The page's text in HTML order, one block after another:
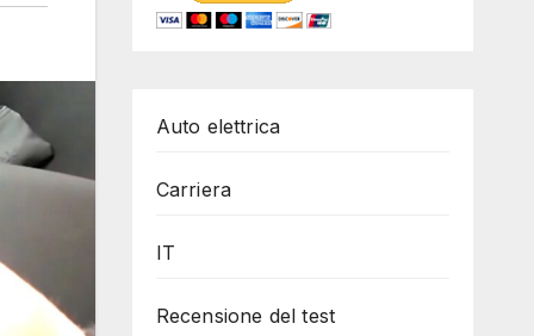
Auto elettrica
Carriera
IT
Recensione del test